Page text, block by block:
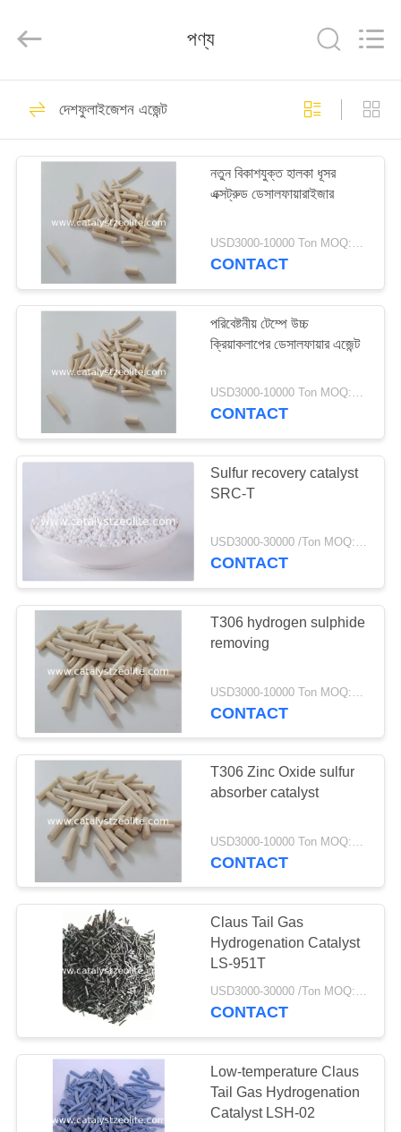
পণ্য
সম্পর্কে
কারখানা
নিয়ন্ত্রণ
যোগাযোগ
মামলা
PRIVACY
POLICY
CO.,LTD.
Rights
অনুঘটক জেওলাইট
জেডএসএম -5 জেওলাইট
43
বিটা জেওলাইট
12
SAPO-34 জেওলাইট
টিএস -১ জেওলাইট
এইচটিএস অনুঘটক
10
পণ্য
দেশফুলাইজেশন এজেন্ট
নতুন বিকাশযুক্ত হালকা ধূসর
এক্সট্রুড ডেসালফায়ারাইজার
USD3000-10000 Ton MOQ:1 কিলোগ্রাম
CONTACT
পরিবেষ্টনীয় টেম্পে উচ্চ
ক্রিয়াকলাপের ডেসালফায়ার এজেন্ট
USD3000-10000 Ton MOQ:1 কিলোগ্রাম
CONTACT
Sulfur recovery catalyst
SRC-T
USD3000-30000 /Ton MOQ:1 কিলোগ্রাম
CONTACT
T306 hydrogen sulphide
removing
CONTACT
T306 Zinc Oxide sulfur
absorber catalyst
USD3000-10000 Ton MOQ:1 কিলোগ্রাম
CONTACT
Claus Tail Gas
Hydrogenation Catalyst
LS-951T
USD3000-30000 /Ton MOQ:1 কিলোগ্রাম
CONTACT
Low-temperature Claus
Tail Gas Hydrogenation
Catalyst LSH-02